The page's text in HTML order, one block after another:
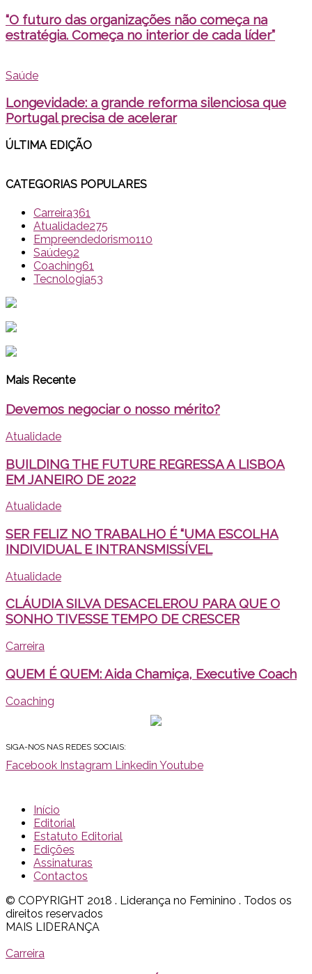
“O futuro das organizações não começa na
estratégia. Começa no interior de cada líder”
Saúde
Longevidade: a grande reforma silenciosa que
Portugal precisa de acelerar
ÚLTIMA EDIÇÃO
CATEGORIAS POPULARES
Carreira361
Atualidade275
Empreendedorismo110
Saúde92
Coaching61
Tecnologia53
Mais Recente
Devemos negociar o nosso mérito?
Atualidade
BUILDING THE FUTURE REGRESSA A LISBOA
EM JANEIRO DE 2022
Atualidade
SER FELIZ NO TRABALHO É “UMA ESCOLHA
INDIVIDUAL E INTRANSMISSÍVEL
Atualidade
CLÁUDIA SILVA DESACELEROU PARA QUE O
SONHO TIVESSE TEMPO DE CRESCER
Carreira
QUEM É QUEM: Aida Chamiça, Executive Coach
Coaching
SIGA-NOS NAS REDES SOCIAIS:
Facebook Instagram Linkedin Youtube
Início
Editorial
Estatuto Editorial
Edições
Assinaturas
Contactos
© COPYRIGHT 2018 . Liderança no Feminino . Todos os
direitos reservados
MAIS LIDERANÇA
Carreira